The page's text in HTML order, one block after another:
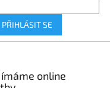
PŘIHLÁSIT SE
online